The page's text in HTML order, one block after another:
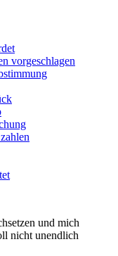
vorgeschlagen
und mich
nicht unendlich